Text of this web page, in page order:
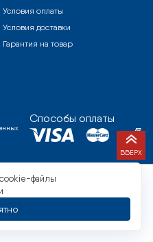
Условия оплаты
Условия доставки
Гарантия на товар
Способы оплаты
ВВЕРХ
файлы